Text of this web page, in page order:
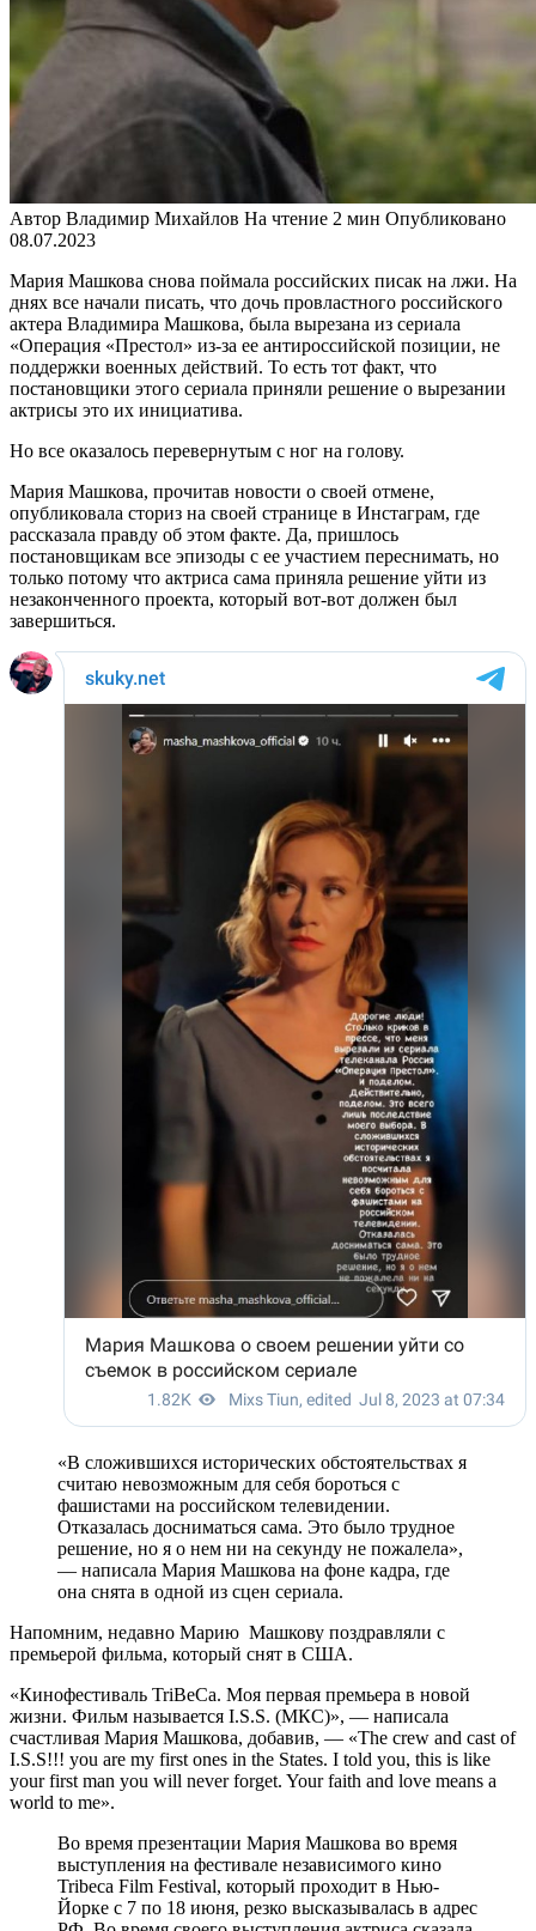
Автор Владимир Михайлов На чтение 2 мин Опубликовано
08.07.2023
Мария Машкова снова поймала российских писак на лжи. На
днях все начали писать, что дочь провластного российского
актера Владимира Машкова, была вырезана из сериала
«Операция «Престол» из-за ее антироссийской позиции, не
поддержки военных действий. То есть тот факт, что
постановщики этого сериала приняли решение о вырезании
актрисы это их инициатива.
Но все оказалось перевернутым с ног на голову.
Мария Машкова, прочитав новости о своей отмене,
опубликовала сториз на своей странице в Инстаграм, где
рассказала правду об этом факте. Да, пришлось
постановщикам все эпизоды с ее участием переснимать, но
только потому что актриса сама приняла решение уйти из
незаконченного проекта, который вот-вот должен был
завершиться.
«В сложившихся исторических обстоятельствах я
считаю невозможным для себя бороться с
фашистами на российском телевидении.
Отказалась досниматься сама. Это было трудное
решение, но я о нем ни на секунду не пожалела»,
— написала Мария Машкова на фоне кадра, где
она снята в одной из сцен сериала.
Напомним, недавно Марию Машкову поздравляли с
премьерой фильма, который снят в США.
«Кинофестиваль TriBeCa. Моя первая премьера в новой
жизни. Фильм называется I.S.S. (МКС)», — написала
счастливая Мария Машкова, добавив, — «The crew and cast of
I.S.S!!! you are my first ones in the States. I told you, this is like
your first man you will never forget. Your faith and love means a
world to me».
Во время презентации Мария Машкова во время
выступления на фестивале независимого кино
Tribeca Film Festival, который проходит в Нью-
Йорке с 7 по 18 июня, резко высказывалась в адрес